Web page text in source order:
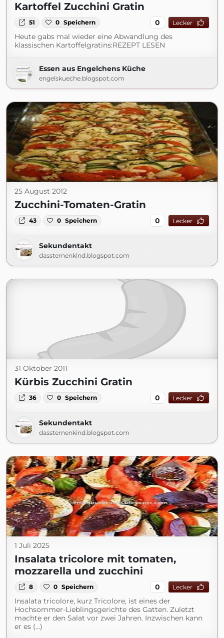
Kartoffel Zucchini Gratin
51 0 Speichern 0 Lecker
Heute gabs mal wieder eine Abwandlung des
klassischen Kartoffelgratins:REZEPT LESEN
Essen aus Engelchens Küche
engelskueche.blogspot.com
25 August 2012
Zucchini-Tomaten-Gratin
43 0 Speichern 0 Lecker
Sekundentakt
dassternenkind.blogspot.com
31 Oktober 2011
Kürbis Zucchini Gratin
36 0 Speichern 0 Lecker
Sekundentakt
dassternenkind.blogspot.com
1 Juli 2025
Insalata tricolore mit tomaten,
mozzarella und zucchini
8 0 Speichern 0 Lecker
Insalata tricolore, kurz Tricolore, ist eines der
Hochsommer-Lieblingsgerichte des Gatten. Zuletzt
machte er den Salat vor zwei Jahren. Inzwischen kann
er es (...)